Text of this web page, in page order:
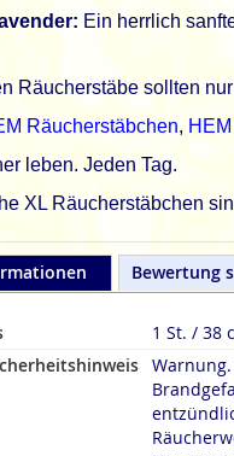
Ein herrlich
Räucherstäbe sollten
Räucherstäbchen,
leben. Jeden Tag.
XL Räucherstäbchen
1 St. / 38
Räucherwerk
Bewertung